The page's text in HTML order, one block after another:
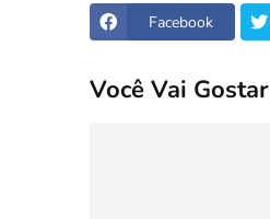
Facebook
Você Vai Gostar